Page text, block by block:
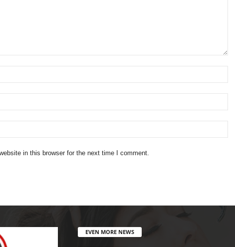
in this browser for the next time I comment.
EVEN MORE NEWS